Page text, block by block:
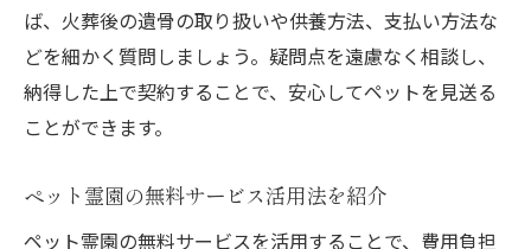
ば、火葬後の遺骨の取り扱いや供養方法、支払い方法な
どを細かく質問しましょう。疑問点を遠慮なく相談し、
納得した上で契約することで、安心してペットを見送る
ことができます。
ペット霊園の無料サービス活用法を紹介
ペット霊園の無料サービスを活用することで、費用負担